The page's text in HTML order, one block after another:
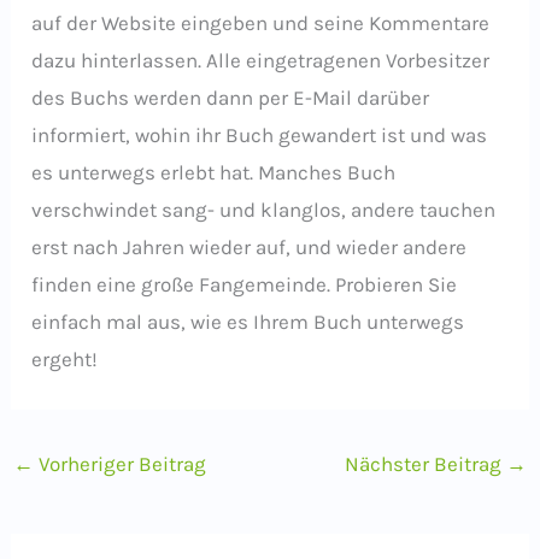
auf der Website eingeben und seine Kommentare
dazu hinterlassen. Alle eingetragenen Vorbesitzer
des Buchs werden dann per E-Mail darüber
informiert, wohin ihr Buch gewandert ist und was
es unterwegs erlebt hat. Manches Buch
verschwindet sang- und klanglos, andere tauchen
erst nach Jahren wieder auf, und wieder andere
finden eine große Fangemeinde. Probieren Sie
einfach mal aus, wie es Ihrem Buch unterwegs
ergeht!
← Vorheriger Beitrag Nächster Beitrag →